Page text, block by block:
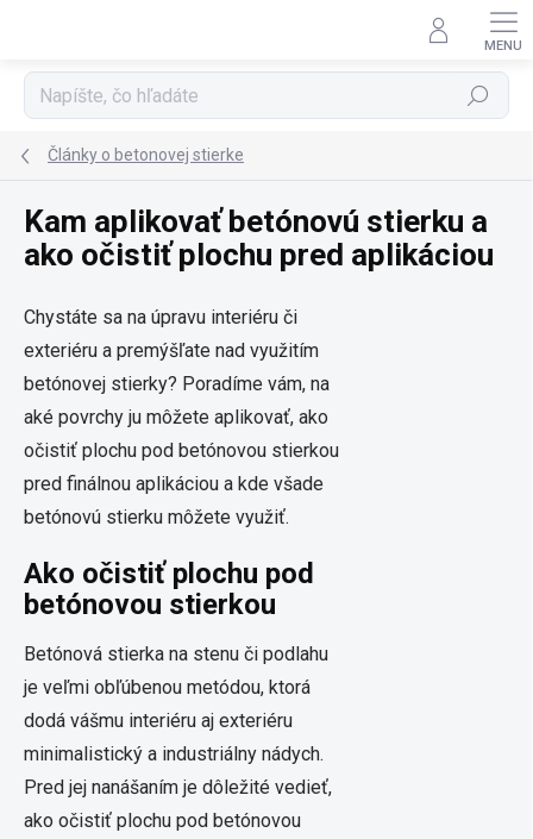
Hľadať
Články o betonovej stierke
Kam aplikovať betónovú stierku a
ako očistiť plochu pred aplikáciou
Chystáte sa na úpravu interiéru či
exteriéru a premýšľate nad využitím
betónovej stierky? Poradíme vám, na
aké povrchy ju môžete aplikovať, ako
očistiť plochu pod betónovou stierkou
pred finálnou aplikáciou a kde všade
betónovú stierku môžete využiť.
Ako očistiť plochu pod
betónovou stierkou
Betónová stierka na stenu či podlahu
je veľmi obľúbenou metódou, ktorá
dodá vášmu interiéru aj exteriéru
minimalistický a industriálny nádych.
Pred jej nanášaním je dôležité vedieť,
ako očistiť plochu pod betónovou